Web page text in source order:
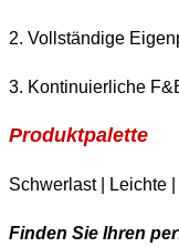
2. Vollständige
3. Kontinuierliche
Produktpalette
Schwerlast | Leichte
Finden Sie Ihren